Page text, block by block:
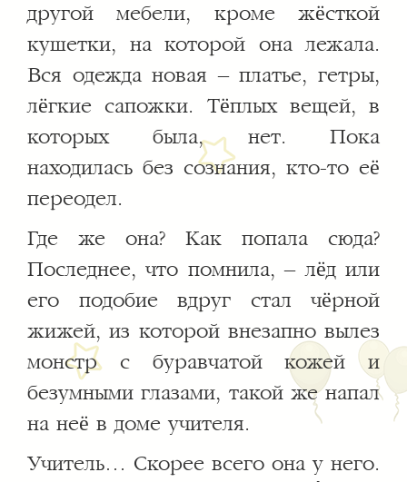
другой мебели, кроме жёсткой
кушетки, на которой она лежала.
Вся одежда новая – платье, гетры,
лёгкие сапожки. Тёплых вещей, в
которых была, нет. Пока
находилась без сознания, кто-то её
переодел.
Где же она? Как попала сюда?
Последнее, что помнила, – лёд или
его подобие вдруг стал чёрной
жижей, из которой внезапно вылез
монстр с буравчатой кожей и
безумными глазами, такой же напал
на неё в доме учителя.
Учитель… Скорее всего она у него.